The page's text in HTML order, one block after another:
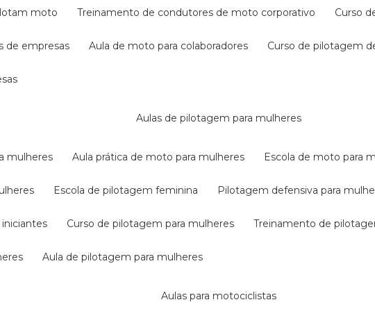
moto treinamento de condutores de moto corporativo curso
de empresas aula de moto para colaboradores curso de pilotagem
aulas de pilotagem para mulheres
mulheres aula prática de moto para mulheres escola de moto para
escola de pilotagem feminina pilotagem defensiva para
iniciantes curso de pilotagem para mulheres treinamento de
aula de pilotagem para mulheres
aulas para motociclistas